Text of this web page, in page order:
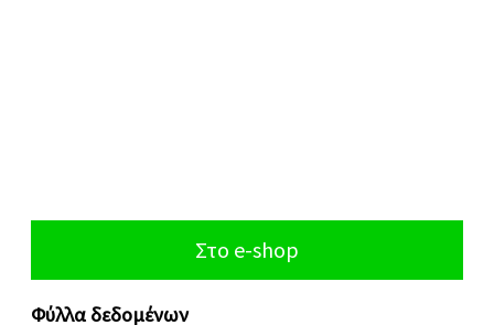
Στο e-shop
Φύλλα δεδομένων